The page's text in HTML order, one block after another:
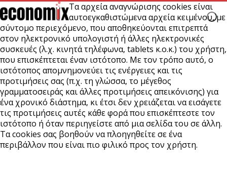
Τα αρχεία αναγνώρισης cookies είναι
αυτοεγκαθιστώμενα αρχεία κειμένου, με
σύντομο περιεχόμενο, που αποθηκεύονται επιτρεπτά
στον ηλεκτρονικό υπολογιστή ή άλλες ηλεκτρονικές
συσκευές (λ.χ. κινητά τηλέφωνα, tablets κ.ο.κ.) του χρήστη,
που επισκέπτεται έναν ιστότοπο. Με τον τρόπο αυτό, ο
ιστότοπος απομνημονεύει τις ενέργειες και τις
προτιμήσεις σας (π.χ. τη γλώσσα, το μέγεθος
γραμματοσειράς και άλλες προτιμήσεις απεικόνισης) για
ένα χρονικό διάστημα, κι έτσι δεν χρειάζεται να εισάγετε
τις προτιμήσεις αυτές κάθε φορά που επισκέπτεστε τον
ιστότοπο ή όταν περιηγείστε από μια σελίδα του σε άλλη.
Τα cookies σας βοηθούν να πλοηγηθείτε σε ένα
περιβάλλον που είναι πιο φιλικό προς τον χρήστη.